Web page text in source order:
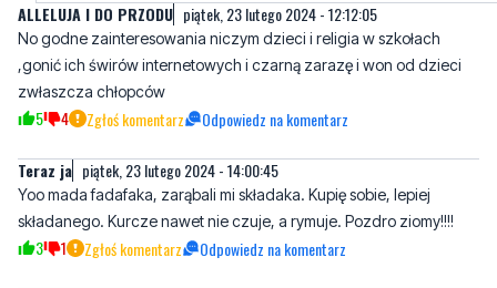
zwłaszcza chłopców
5 4 Zgłoś komentarz Odpowiedz na komentarz
Teraz ja piątek, 23 lutego 2024 - 14:00:45
Yoo mada fadafaka, zarąbali mi składaka. Kupię sobie, lepiej
3 1 Zgłoś komentarz Odpowiedz na komentarz
Napisz swój komentarz